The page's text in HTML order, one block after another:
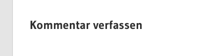
Kommentar verfassen